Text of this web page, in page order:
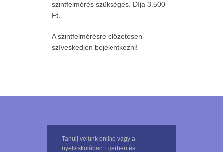
szintfelmérés szükséges. Díja 3.500
Ft.
A szintfelmérésre előzetesen
szíveskedjen bejelentkezni!
Tanulj velünk online vagy a
nyelviskolában Egerben és